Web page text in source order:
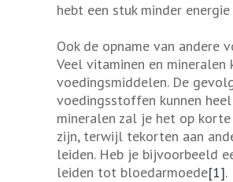
hebt een stuk minder
Ook de opname van andere
Veel vitaminen en
voedingsmiddelen. De
voedingsstoffen kunnen
mineralen zal je het op
zijn, terwijl tekorten aan
leiden. Heb je bijvoorbeeld
leiden tot bloedarmoede[1].